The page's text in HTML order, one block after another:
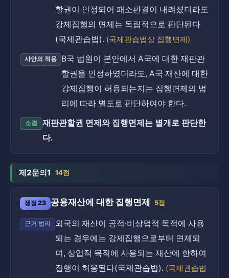
할권이 인정되어 패소판결이 내려졌더라도
강제집행의 면제는 독립적으로 판단된다
(국제관습법). (국제관습법상 집행면제)
사안의 적용
B국 법원이 본안에서 A국에 대한 재판관
할권을 인정하였더라도, A국 재산에 대한
강제집행이 허용되는지는 집행면제의 법
리에 따라 별도로 판단하여야 한다.
소결
재판관할권 면제와 집행면제는 별개로 판단한
다.
제2문의1 14점
쟁점 23 공용재산에 대한 집행면제 5점
근거 법리
외국의 재산이 공적·비상업적 목적에 사용
되는 경우에는 강제집행으로부터 면제되
며, 상업적 목적에 사용되는 재산에 한하여
집행이 허용된다(국제관습법). (국제관습법